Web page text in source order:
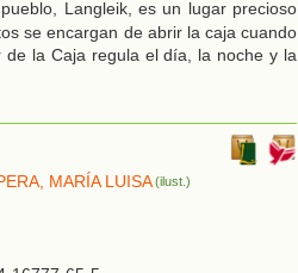
Langleik, es un lugar precioso
se encargan de abrir la caja cuando
la Caja regula el día, la noche y la
MARÍA LUISA(ilust.)